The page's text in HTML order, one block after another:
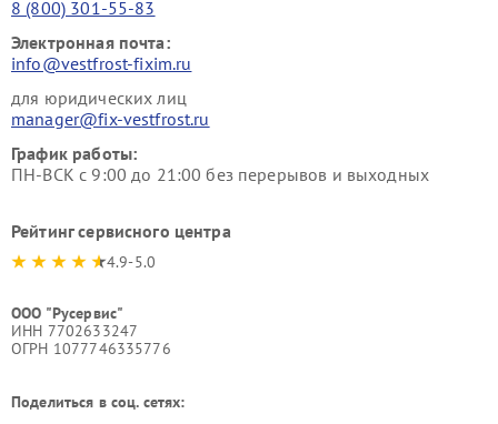
8 (800) 301-55-83
Электронная почта:
info@vestfrost-fixim.ru
для юридических лиц
manager@fix-vestfrost.ru
График работы:
ПН-ВСК с 9:00 до 21:00 без перерывов и выходных
Рейтинг сервисного центра
4.9-5.0
ООО "Русервис"
ИНН 7702633247
ОГРН 1077746335776
Поделиться в соц. сетях: